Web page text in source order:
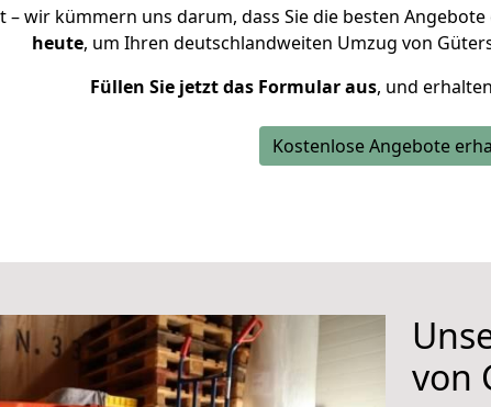
– wir kümmern uns darum, dass Sie die besten
heute, um Ihren deutschlandweiten Umzug von
Füllen Sie jetzt das Formular aus, und
Kostenlose Angebote
von